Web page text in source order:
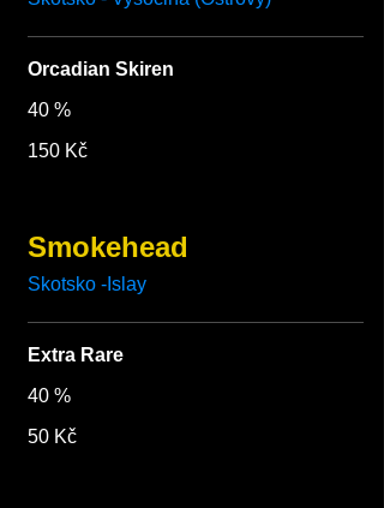
Orcadian Skiren
40 %
150 Kč
Smokehead
Skotsko -Islay
Extra Rare
40 %
50 Kč